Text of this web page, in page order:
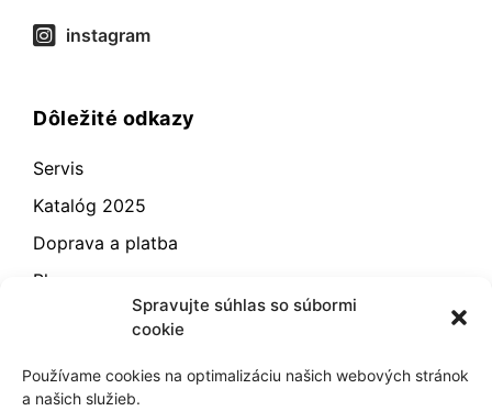
Spravujte súhlas so súbormi
cookie
Používame cookies na optimalizáciu našich webových stránok
a našich služieb.
instagram
Dôležité odkazy
Servis
Katalóg 2025
Doprava a platba
Blog
Odstúpenie od zmluvy